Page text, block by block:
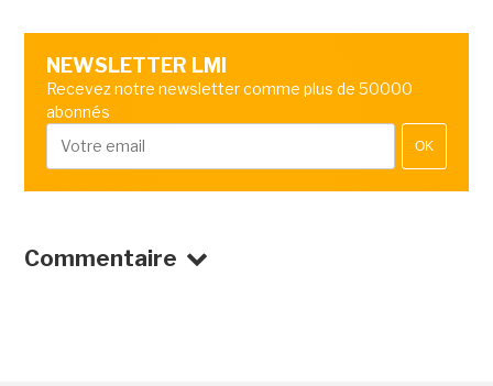
NEWSLETTER LMI
Recevez notre newsletter comme plus de 50000
abonnés
OK
Commentaire